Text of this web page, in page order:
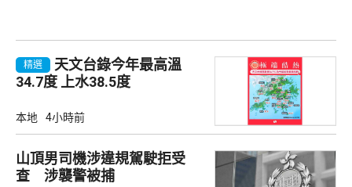
精選
天文台錄今年最高溫
34.7度 上水38.5度
本地 4小時前
山頂男司機涉違規駕駛拒受
查 涉襲警被捕